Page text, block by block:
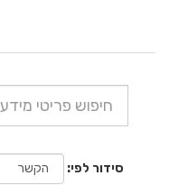
סידור לפי